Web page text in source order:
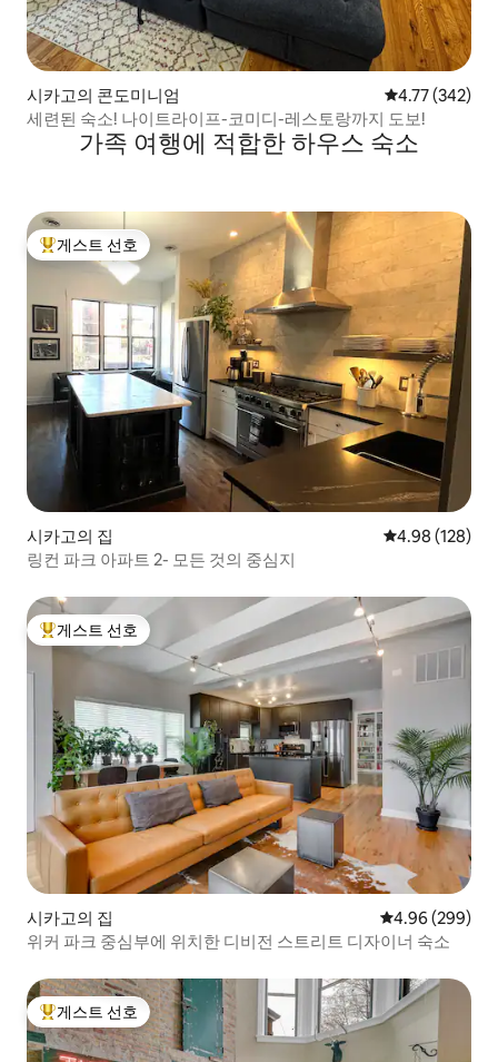
시카고의 콘도미니엄 평점 4.77점(5
4.77 (342)
세련된 숙소! 나이트라이프-코미디-레스토랑까지 도보!
가족 여행에 적합한 하우스 숙소
상위 게스트 선호
게스트 선호
시카고의 집 평점 4.98점(5
4.98 (128)
링컨 파크 아파트 2- 모든 것의 중심지
상위 게스트 선호
게스트 선호
시카고의 집 평점 4.96점(5
4.96 (299)
위커 파크 중심부에 위치한 디비전 스트리트 디자이너 숙소
상위 게스트 선호
게스트 선호